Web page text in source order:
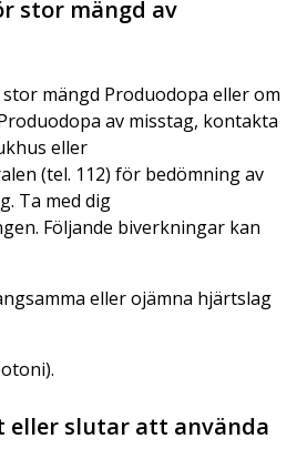
stor mängd av
mängd Produodopa eller om
av misstag, kontakta
eller
(tel. 112) för bedömning av
Ta med dig
Följande biverkningar kan
eller ojämna hjärtslag
eller slutar att använda